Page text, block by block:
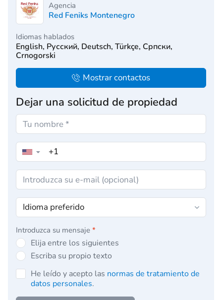
Agencia
Red Feniks Montenegro
Idiomas hablados
English, Русский, Deutsch, Türkçe, Српски,
Crnogorski
Mostrar contactos
Dejar una solicitud de propiedad
▼
Introduzca su mensaje *
Elija entre los siguientes
Escriba su propio texto
He leído y acepto las normas de tratamiento de
datos personales.